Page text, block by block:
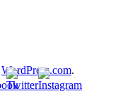
WordPress.com.